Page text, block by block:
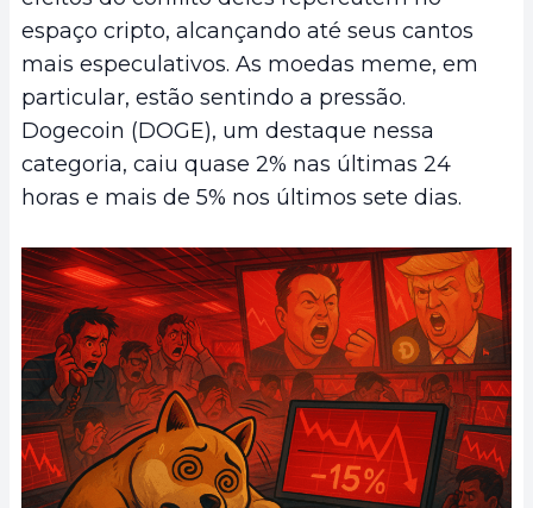
espaço cripto, alcançando até seus cantos
mais especulativos. As moedas meme, em
particular, estão sentindo a pressão.
Dogecoin (DOGE), um destaque nessa
categoria, caiu quase 2% nas últimas 24
horas e mais de 5% nos últimos sete dias.